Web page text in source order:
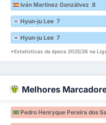
Iván Martínez Gonzálvez 8
Hyun-ju Lee 7
Hyun-ju Lee 7
*Estatísticas da época 2025/26 na
Melhores
Pedro Henryque Pereira dos